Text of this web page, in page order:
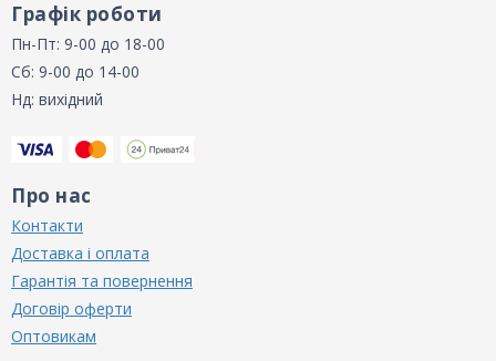
Графік роботи
Пн-Пт: 9-00 до 18-00
Сб: 9-00 до 14-00
Нд: вихідний
Про нас
Контакти
Доставка і оплата
Гарантія та повернення
Договір оферти
Оптовикам